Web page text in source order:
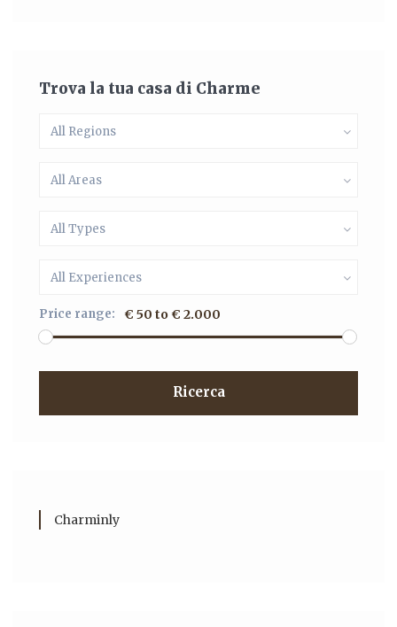
Trova la tua casa di Charme
All Regions
All Areas
All Types
All Experiences
Price range: € 50 to € 2.000
Ricerca
Charminly